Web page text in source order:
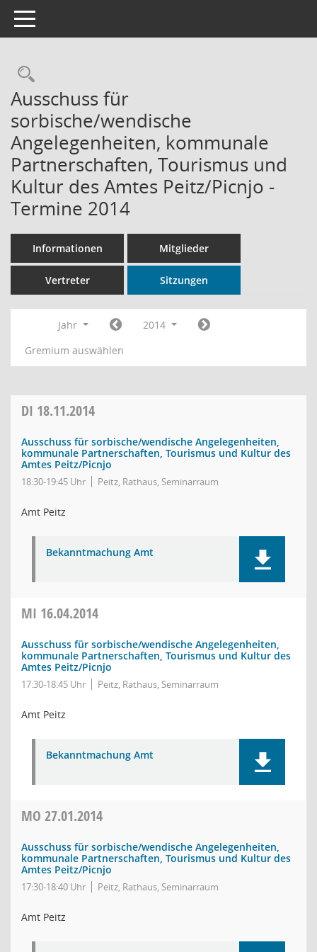
Toggle navigation
Rechercheauswahl
Ausschuss für
sorbische/wendische
Angelegenheiten, kommunale
Partnerschaften, Tourismus und
Kultur des Amtes Peitz/Picnjo -
Termine 2014
Informationen Mitglieder
Vertreter Sitzungen
Jahr
2014
Gremium auswählen
DI 18.11.2014
Ausschuss für sorbische/wendische Angelegenheiten,
kommunale Partnerschaften, Tourismus und Kultur des
Amtes Peitz/Picnjo
18:30-19:45 Uhr Peitz, Rathaus, Seminarraum
Amt Peitz
Bekanntmachung Amt
MI 16.04.2014
Ausschuss für sorbische/wendische Angelegenheiten,
kommunale Partnerschaften, Tourismus und Kultur des
Amtes Peitz/Picnjo
17:30-18:45 Uhr Peitz, Rathaus, Seminarraum
Amt Peitz
Bekanntmachung Amt
MO 27.01.2014
Ausschuss für sorbische/wendische Angelegenheiten,
kommunale Partnerschaften, Tourismus und Kultur des
Amtes Peitz/Picnjo
17:30-18:40 Uhr Peitz, Rathaus, Seminarraum
Amt Peitz